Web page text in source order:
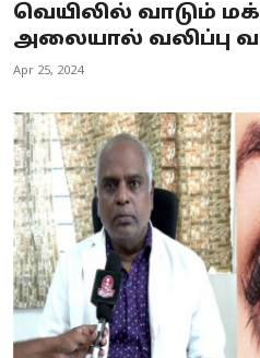
வெயிலில் வாடும்
அலையால் வலிப்பு
Apr 25, 2024